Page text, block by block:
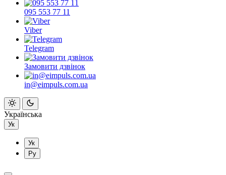
095 553 77 11
Viber
Telegram
Замовити дзвінок
in@eimpuls.com.ua
Українська
Ук
Ук
Ру